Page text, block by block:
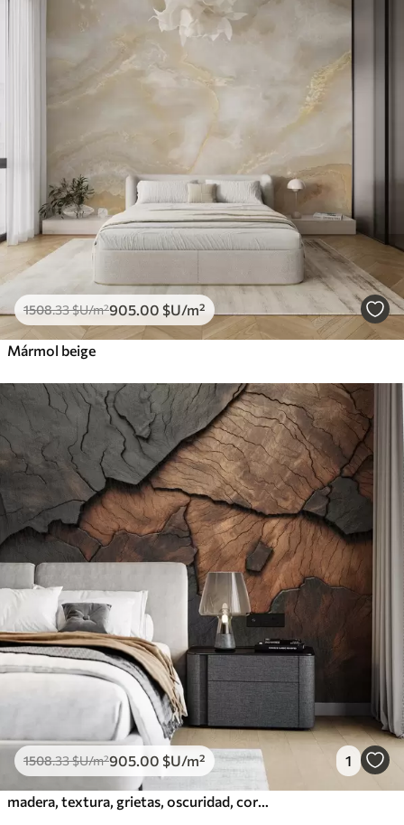
1508.33$U/m²905.00 $U/m²
Mármol beige
1508.33$U/m²905.00 $U/m² 1
madera, textura, grietas, oscuridad, corteza, superficie